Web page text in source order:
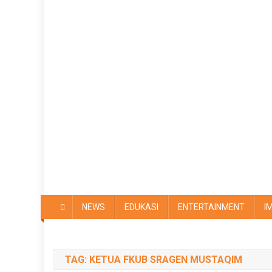
NEWS EDUKASI ENTERTAINMENT
TAG: KETUA FKUB SRAGEN MUSTAQIM